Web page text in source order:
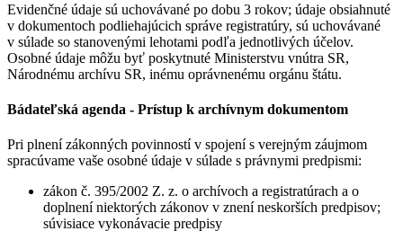
Evidenčné údaje sú uchovávané po dobu 3 rokov; údaje obsiahnuté
v dokumentoch podliehajúcich správe registratúry, sú uchovávané
v súlade so stanovenými lehotami podľa jednotlivých účelov.
Osobné údaje môžu byť poskytnuté Ministerstvu vnútra SR,
Národnému archívu SR, inému oprávnenému orgánu štátu.
Bádateľská agenda - Prístup k archívnym dokumentom
Pri plnení zákonných povinností v spojení s verejným záujmom
spracúvame vaše osobné údaje v súlade s právnymi predpismi:
zákon č. 395/2002 Z. z. o archívoch a registratúrach a o
doplnení niektorých zákonov v znení neskorších predpisov;
súvisiace vykonávacie predpisy